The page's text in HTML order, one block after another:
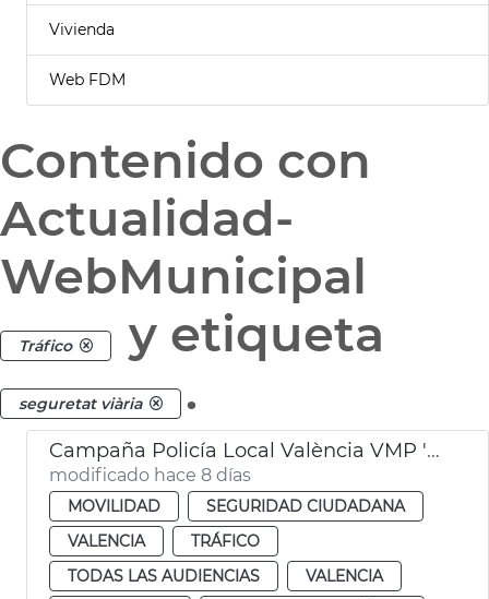
Vivienda
Web FDM
Contenido con
Actualidad-
WebMunicipal
Tráfico y etiqueta
seguretat viària .
Campaña Policía Local València VMP 'Conecta con la vía'
modificado hace 8 días
MOVILIDAD
SEGURIDAD CIUDADANA
VALENCIA
TRÁFICO
TODAS LAS AUDIENCIAS
VALENCIA